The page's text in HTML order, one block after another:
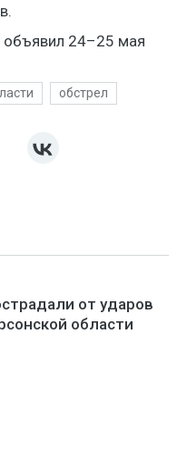
объявил 24–25 мая
обстрел
от ударов
области